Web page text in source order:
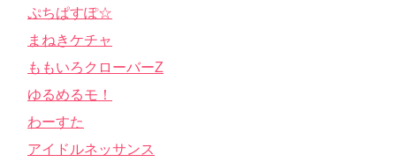
ぷちぱすぽ☆
まねきケチャ
ももいろクローバーZ
ゆるめるモ！
わーすた
アイドルネッサンス